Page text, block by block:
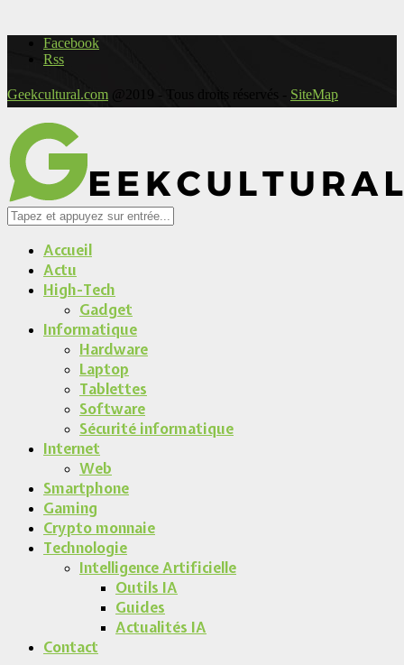
Facebook
Rss
Geekcultural.com @2019 - Tous droits réservés - SiteMap
Accueil
Actu
High-Tech
Gadget
Informatique
Hardware
Laptop
Tablettes
Software
Sécurité informatique
Internet
Web
Smartphone
Gaming
Crypto monnaie
Technologie
Intelligence Artificielle
Outils IA
Guides
Actualités IA
Contact